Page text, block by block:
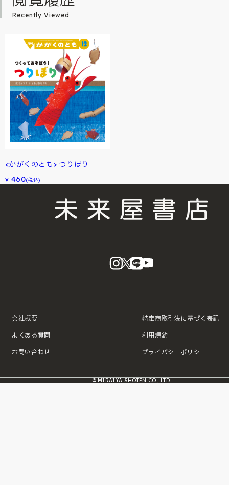
Recently Viewed
<かがくのとも> つりぼり
¥ 460(税込)
instagram
X LINE
会社概要
よくある質問
お問い合わせ
特定商取引法に基づく表記
利用規約
プライバシーポリシー
© MIRAIYA SHOTEN CO., LTD.